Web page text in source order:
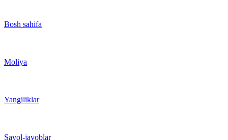
Bosh sahifa
Moliya
Yangiliklar
Savol-javoblar